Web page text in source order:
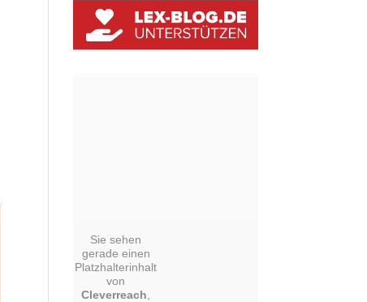
Sie sehen
gerade einen
Platzhalterinhalt
von
Cleverreach